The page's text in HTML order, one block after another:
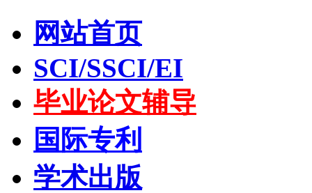
网站首页
SCI/SSCI/EI
毕业论文辅导
国际专利
学术出版